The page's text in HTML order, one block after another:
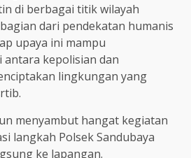
di berbagai titik wilayah
dari pendekatan humanis
upaya ini mampu
kepolisian dan
lingkungan yang
menyambut hangat kegiatan
langkah Polsek Sandubaya
ke lapangan.